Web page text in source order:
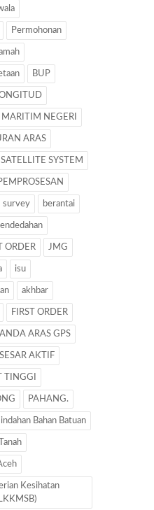
Permohonan
BUP
MARITIM NEGERI
ARAS
SYSTEM
survey berantai
ORDER JMG
isu
akhbar
FIRST ORDER
ARAS GPS
AKTIF
TINGGI
PAHANG.
Bahan Batuan
Kesihatan